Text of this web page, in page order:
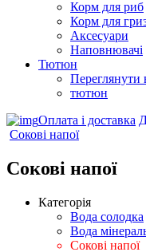
Корм для риб
Корм для
Аксесуари
Наповнювачі
Тютюн
Переглянути
тютюн
Оплата і доставка
Сокові напої
Сокові напої
Категорія
Вода солодка
Вода
Сокові напої